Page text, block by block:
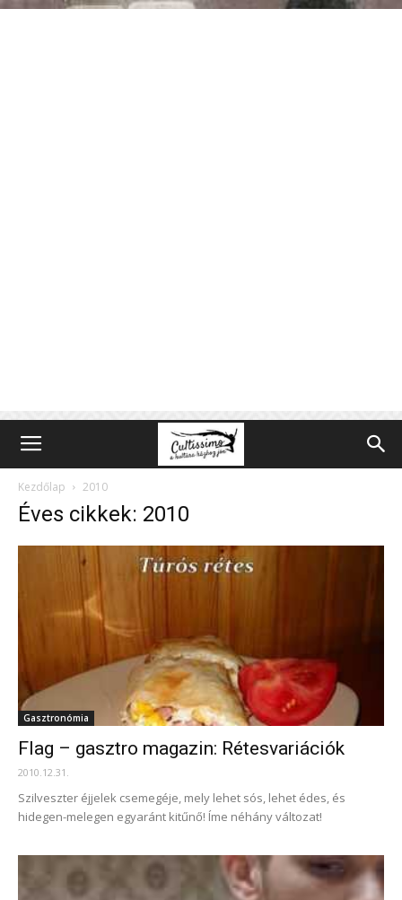
Kezdőlap 2010
Éves cikkek: 2010
Gasztronómia
Flag – gasztro magazin: Rétesvariációk
2010.12.31.
Szilveszter éjjelek csemegéje, mely lehet sós, lehet édes, és
hidegen-melegen egyaránt kitűnő! Íme néhány változat!